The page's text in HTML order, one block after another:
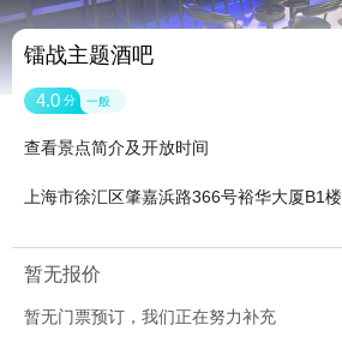
镭战主题酒吧
4.0 分 一般
查看景点简介及开放时间
上海市徐汇区肇嘉浜路366号裕华大厦B1楼
暂无报价
暂无门票预订，我们正在努力补充